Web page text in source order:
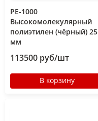
РЕ-1000
Высокомолекулярный
полиэтилен (чёрный) 25
мм
113500 руб/шт
В корзину